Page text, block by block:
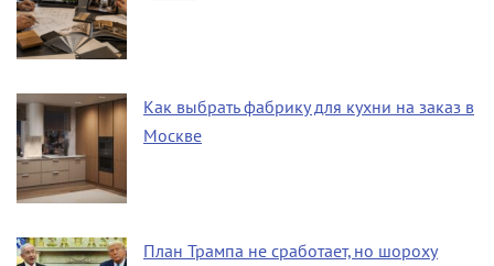
Как выбрать фабрику для кухни на заказ в
Москве
План Трампа не сработает, но шороху